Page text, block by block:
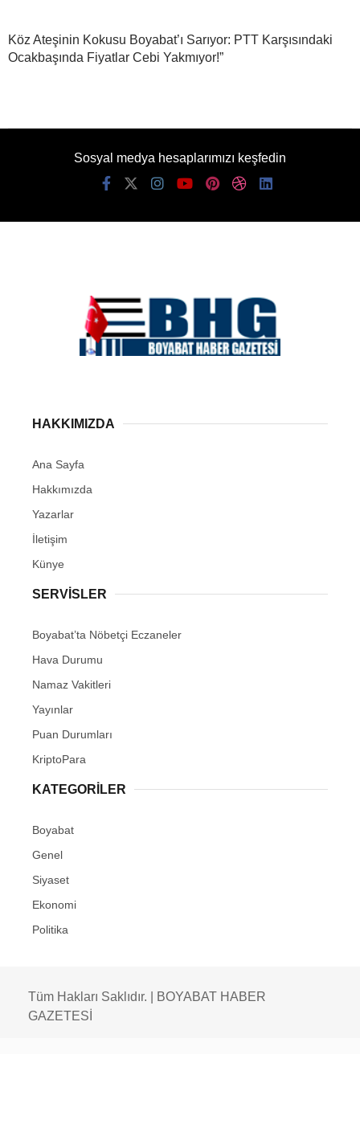
Köz Ateşinin Kokusu Boyabat’ı Sarıyor: PTT Karşısındaki
Ocakbaşında Fiyatlar Cebi Yakmıyor!”
Sosyal medya hesaplarımızı keşfedin
HAKKIMIZDA
Ana Sayfa
Hakkımızda
Yazarlar
İletişim
Künye
SERVISLER
Boyabat’ta Nöbetçi Eczaneler
Hava Durumu
Namaz Vakitleri
Yayınlar
Puan Durumları
KriptoPara
KATEGORILER
Boyabat
Genel
Siyaset
Ekonomi
Politika
Tüm Hakları Saklıdır. | BOYABAT HABER
GAZETESİ